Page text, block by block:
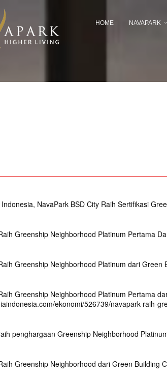
HOME NAVAPARK
NavaPark BSD City Raih Sertifikasi
Greenship Neighborhood Platinum Pertama
Greenship Neighborhood Platinum dari Green
Greenship Neighborhood Platinum Pertama
ekonomi/526739/navapark-raih-
penghargaan Greenship Neighborhood
Greenship Neighborhood dari Green Building